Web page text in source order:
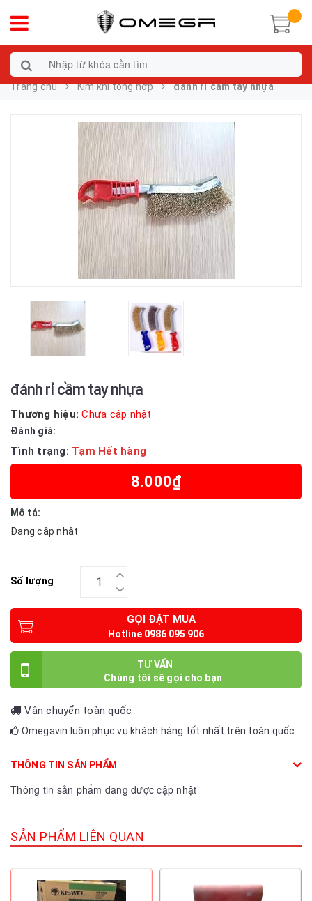
Trang chủ Kim khí tổng hợp đánh rỉ cầm tay nhựa
đánh rỉ cầm tay nhựa
Thương hiệu: Chưa cập nhật
Đánh giá:
Tình trạng: Tạm Hết hàng
8.000₫
Mô tả:
Đang cập nhật
Số lượng
GỌI ĐẶT MUA
TƯ VẤN
Vận chuyển toàn quốc
Omegavin luôn phục vụ khách hàng tốt nhất trên toàn quốc.
THÔNG TIN SẢN PHẨM
Thông tin sản phẩm đang được cập nhật
SẢN PHẨM LIÊN QUAN